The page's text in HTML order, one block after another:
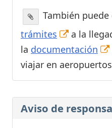
También
trámites
a la
la documentación
viajar en
Aviso de